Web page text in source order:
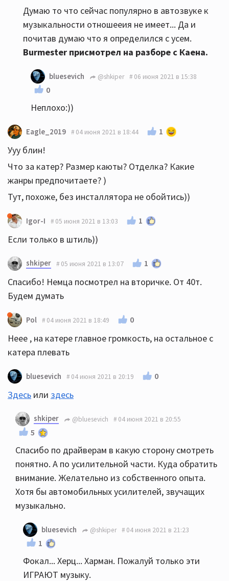
Думаю то что сейчас популярно в автозвуке к
музыкальности отношееия не имеет... Да и
почитав думаю что я определился с усем.
Burmester присмотрел на разборе с Каена.
bluesevich @shkiper 06 июня 2021 в 15:38
0
Неплохо:))
Eagle_2019 04 июня 2021 в 18:44 1
Ууу блин!
Что за катер? Размер каюты? Отделка? Какие
жанры предпочитаете? )
Тут, похоже, без инсталлятора не обойтись))
Igor-I 05 июня 2021 в 13:03 1
Если только в штиль))
shkiper 05 июня 2021 в 13:07 1
Спасибо! Немца посмотрел на вторичке. От 40т.
Будем думать
Pol 04 июня 2021 в 18:49 0
Неее , на катере главное громкость, на остальное с
катера плевать
bluesevich 04 июня 2021 в 20:19 0
Здесь или здесь
shkiper @bluesevich 04 июня 2021 в 20:55
5
Спасибо по драйверам в какую сторону смотреть
понятно. А по усилительной части. Куда обратить
внимание. Желательно из собственного опыта.
Хотя бы автомобильных усилителей, звучащих
музыкально.
bluesevich @shkiper 04 июня 2021 в 21:23
1
Фокал... Херц... Харман. Пожалуй только эти
ИГРАЮТ музыку.